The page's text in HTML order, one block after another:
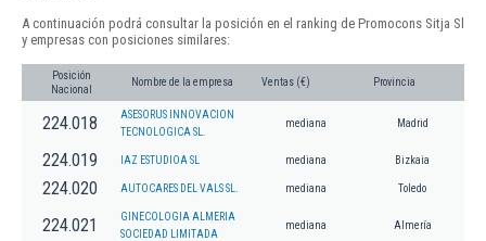
A continuación podrá consultar la posición en el ranking de Promocons Sitja Sl
y empresas con posiciones similares:
Posición
Nacional
Nombre de la empresa Ventas (€) Provincia
224.018
ASESORUS INNOVACION
TECNOLOGICA SL.
mediana Madrid
224.019 IAZ ESTUDIOA SL mediana Bizkaia
224.020 AUTOCARES DEL VALS SL. mediana Toledo
224.021
GINECOLOGIA ALMERIA
SOCIEDAD LIMITADA
mediana Almería